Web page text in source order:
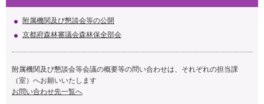
附属機関及び懇談会等の公開
京都府森林審議会森林保全部会
附属機関及び懇談会等会議の概要等の問い合わせは、それぞれの担当課
（室）へお願いいたします
お問い合わせ先一覧へ